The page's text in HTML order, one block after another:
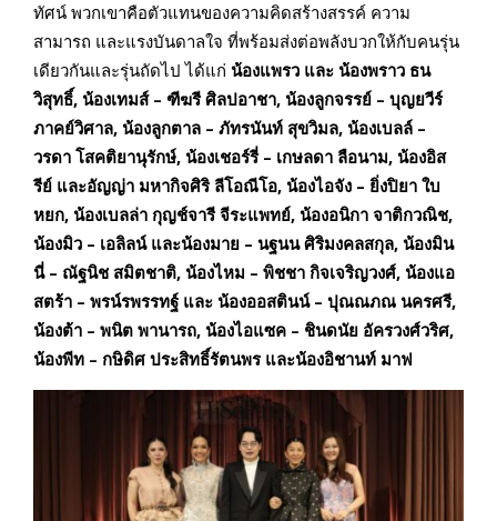
ทัศน์ พวกเขาคือตัวแทนของความคิดสร้างสรรค์ ความ
สามารถ และแรงบันดาลใจ ที่พร้อมส่งต่อพลังบวกให้กับคนรุ่น
เดียวกันและรุ่นถัดไป ได้แก่ น้องแพรว และ น้องพราว ธน
วิสุทธิ์, น้องเทมส์ – ฑีฆรี ศิลปอาชา, น้องลูกจรรย์ – บุญยวีร์
ภาคย์วิศาล, น้องลูกตาล – ภัทรนันท์ สุขวิมล, น้องเบลล์ –
วรดา โสคติยานุรักษ์, น้องเชอร์รี่ – เกษลดา ลือนาม, น้องอิส
รีย์ และอัญญ่า มหากิจศิริ ลีโอณีโอ, น้องไอจัง – ยิ่งปิยา ใบ
หยก, น้องเบลล่า กุญช์จารี จีระแพทย์, น้องอนิกา จาติกวณิช,
น้องมิว – เอลิลน์ และน้องมาย – นฐนน ศิริมงคลสกุล, น้องมิน
นี่ – ณัฐนิช สมิตชาติ, น้องไหม – พิชชา กิจเจริญวงศ์, น้องแอ
สตร้า – พรน์รพรรทฐ์ และ น้องออสตินน์ – ปุณณภณ นครศรี,
น้องต้า – พนิต พานารถ, น้องไอแซค – ชินดนัย อัครวงศ์วริศ,
น้องพีท – กษิดิศ ประสิทธิ์รัตนพร และน้องอิชานท์ มาฟ